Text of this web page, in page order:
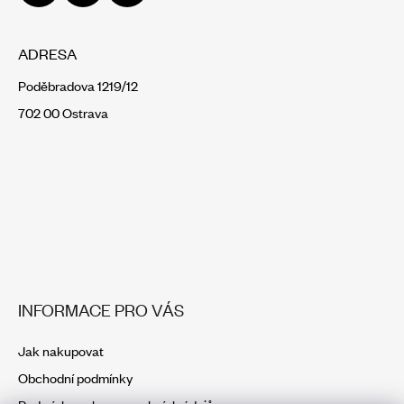
ADRESA
Poděbradova 1219/12
702 00 Ostrava
INFORMACE PRO VÁS
Jak nakupovat
Obchodní podmínky